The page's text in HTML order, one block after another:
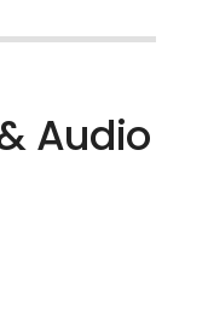
Audio